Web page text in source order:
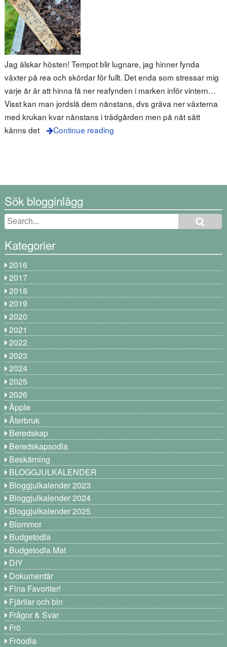
Jag älskar hösten! Tempot blir lugnare, jag hinner fynda
växter på rea och skördar för fullt. Det enda som stressar mig
varje år är att hinna få ner reafynden i marken inför vintern…
Visst kan man jordslå dem nånstans, dvs gräva ner växterna
med krukan kvar nånstans i trädgården men på nåt sätt
känns det
Continue reading
Sök blogginlägg
Kategorier
2016
2017
2018
2019
2020
2021
2022
2023
2024
2025
2026
Äpple
Återbruk
Beredskap
Beredskapsodla
Beskärning
BLOGGJULKALENDER
Bloggjulkalender 2023
Bloggjulkalender 2024
Bloggjulkalender 2025
Blommor
Budgetodla
Budgetodla Mat
DIY
Dokumentär
Fina Favoriter!
Fjärilar och bin
Frågor & Svar
Frö
Fröodla